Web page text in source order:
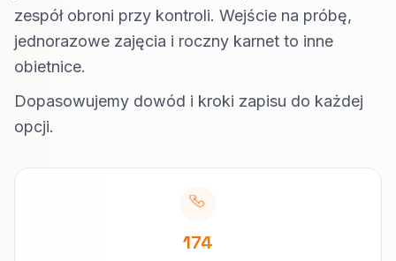
zespół obroni przy kontroli. Wejście na próbę,
jednorazowe zajęcia i roczny karnet to inne
obietnice.
Dopasowujemy dowód i kroki zapisu do każdej
opcji.
174